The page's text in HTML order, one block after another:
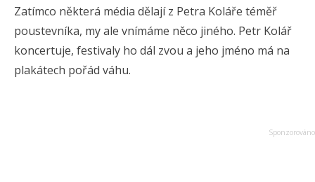
Zatímco některá média dělají z Petra Koláře téměř
poustevníka, my ale vnímáme něco jiného. Petr Kolář
koncertuje, festivaly ho dál zvou a jeho jméno má na
plakátech pořád váhu.